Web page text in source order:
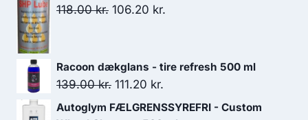
var:
118.00kr. Den
var:
118.00 kr..
106.20 kr.
er:
Racoon dækglans - tire refresh 500 ml
139.00kr. Den
oprindelige
111.20 kr.
aktuelle
Autoglym FÆLGRENSSYREFRI - Custom